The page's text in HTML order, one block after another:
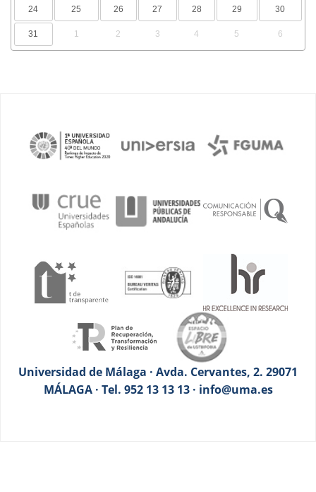
24 25 26 27 28 29 30
31 1 2 3 4 5 6
Universidad de Málaga · Avda. Cervantes, 2. 29071
MÁLAGA · Tel. 952 13 13 13 · info@uma.es